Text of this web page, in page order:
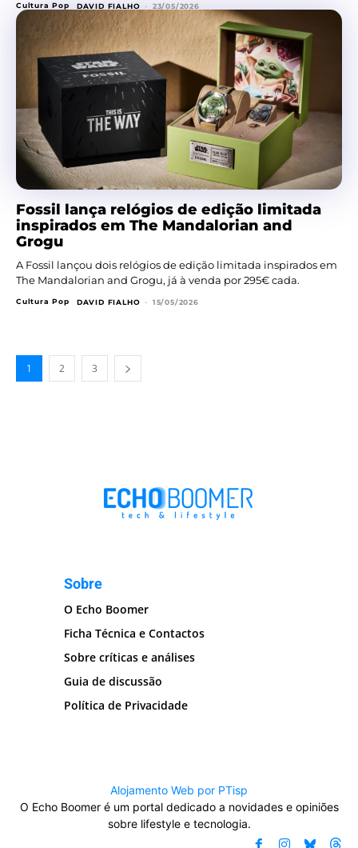
Cultura Pop DAVID FIALHO - 23/05/2026
Fossil lança relógios de edição limitada
inspirados em The Mandalorian and
Grogu
A Fossil lançou dois relógios de edição limitada inspirados em
The Mandalorian and Grogu, já à venda por 295€ cada.
Cultura Pop DAVID FIALHO - 15/05/2026
1 2 3
Sobre
O Echo Boomer
Ficha Técnica e Contactos
Sobre críticas e análises
Guia de discussão
Política de Privacidade
Alojamento Web por PTisp
O Echo Boomer é um portal dedicado a novidades e opiniões
sobre lifestyle e tecnologia.